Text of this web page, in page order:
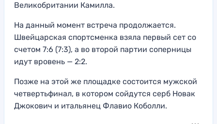
Великобритании Камилла.
На данный момент встреча продолжается.
Швейцарская спортсменка взяла первый сет со
счетом 7:6 (7:3), а во второй партии соперницы
идут вровень — 2:2.
Позже на этой же площадке состоится мужской
четвертьфинал, в котором сойдутся серб Новак
Джокович и итальянец Флавио Коболли.